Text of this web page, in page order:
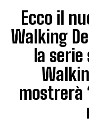
Ecco il
Walking
la
mostrerà